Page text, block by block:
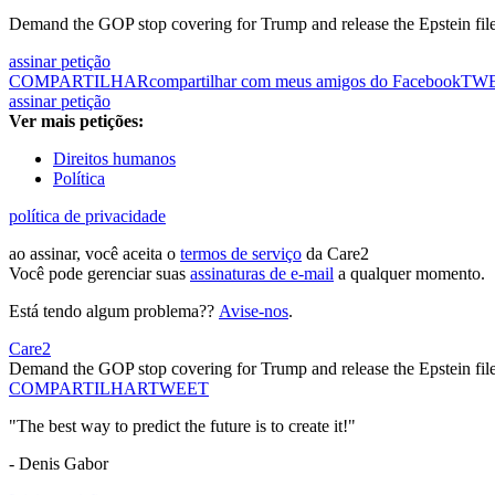
Demand the GOP stop covering for Trump and release the Epstein
assinar petição
COMPARTILHARcompartilhar com meus amigos do Facebook
assinar petição
Ver mais petições:
Direitos humanos
Política
política de privacidade
ao assinar, você aceita o termos de serviço da Care2
Você pode gerenciar suas assinaturas de e-mail a qualquer momento.
Está tendo algum problema?? Avise-nos.
Care2
Demand the GOP stop covering for Trump and release the Epstein
COMPARTILHARTWEET
"The best way to predict the future is to create it!"
- Denis Gabor